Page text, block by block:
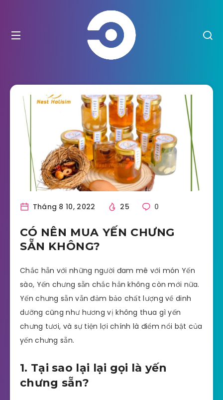
Tháng 8 10, 2022 25 0
CÓ NÊN MUA YẾN CHƯNG
SẴN KHÔNG?
Chắc hẵn với những người đam mê với món Yến
sào, Yến chưng sẵn chắc hẳn không còn mới nữa.
Yến chưng sẵn vẫn đảm bảo chất lượng về dinh
dưỡng cũng như hương vị không thua gì yến
chưng tươi, và sự tiện lợi chính là điểm nổi bật của
yến chưng sẵn.
1. Tại sao lại lại gọi là yến
chưng sẵn?